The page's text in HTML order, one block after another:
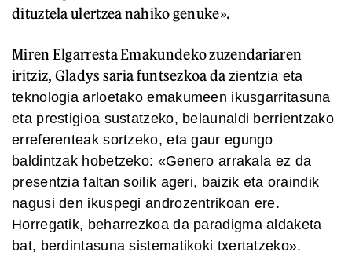
dituztela ulertzea nahiko genuke».
Miren Elgarresta Emakundeko zuzendariaren
iritziz, Gladys saria funtsezkoa da zientzia eta
teknologia arloetako emakumeen ikusgarritasuna
eta prestigioa sustatzeko, belaunaldi berrientzako
erreferenteak sortzeko, eta gaur egungo
baldintzak hobetzeko: «Genero arrakala ez da
presentzia faltan soilik ageri, baizik eta oraindik
nagusi den ikuspegi androzentrikoan ere.
Horregatik, beharrezkoa da paradigma aldaketa
bat, berdintasuna sistematikoki txertatzeko».